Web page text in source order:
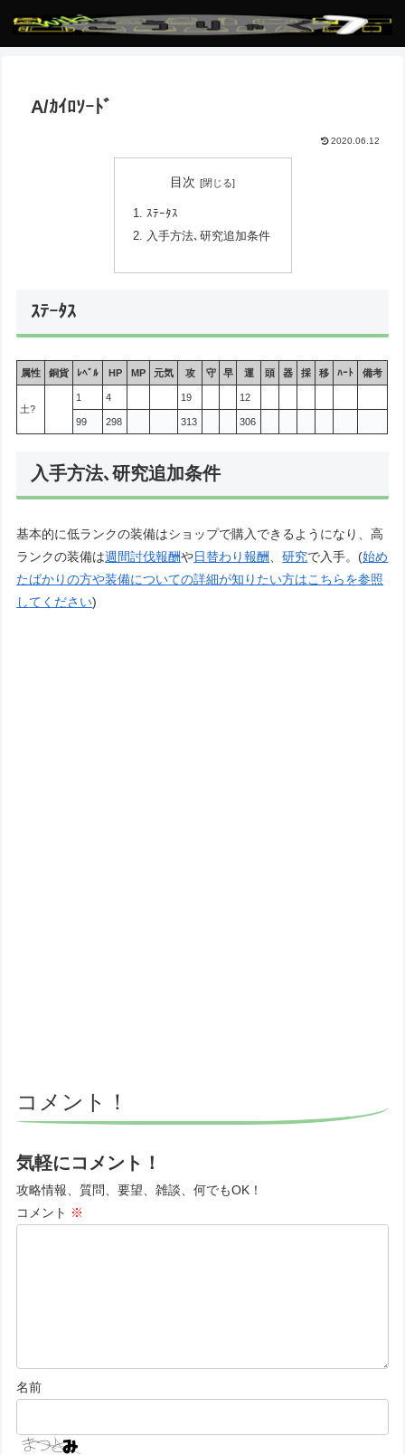
A/ｶｲﾛｿｰﾄﾞ
2020.06.12
目次
ｽﾃｰﾀｽ
入手方法､研究追加条件
ｽﾃｰﾀｽ
属性 銅貨 ﾚﾍﾞﾙ HP MP 元気 攻 守 早 運 頭 器 採 移 ﾊｰﾄ 備考
土?
1 4 19 12
99 298 313 306
入手方法､研究追加条件
基本的に低ランクの装備はショップで購入できるようになり、高
ランクの装備は週間討伐報酬や日替わり報酬 、研究で入手。(始め
たばかりの方や装備についての詳細が知りたい方はこちらを参照
してください)
コメント！
気軽にコメント！
攻略情報、質問、要望、雑談、何でもOK！
コメント ※
名前